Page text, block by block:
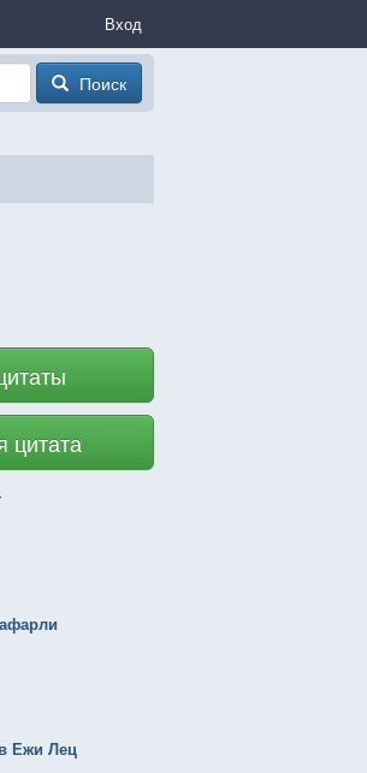
Вход
Поиск
цитата
Ежи Лец